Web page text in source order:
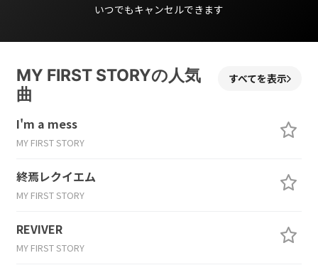
いつでもキャンセルできます
MY FIRST STORYの人気
曲
すべてを表示
I'm a mess
MY FIRST STORY
終焉レクイエム
MY FIRST STORY
REVIVER
MY FIRST STORY